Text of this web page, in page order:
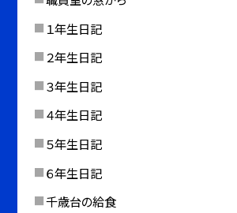
１年生日記
２年生日記
３年生日記
４年生日記
５年生日記
６年生日記
千歳台の給食